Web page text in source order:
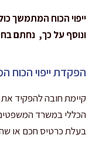
ייפוי הכוח המתמשך
ונוסף על כך, נחתם
הפקדת ייפוי הכוח
קיימת חובה להפקיד
הכללי במשרד
בעלת כרטיס חכם או